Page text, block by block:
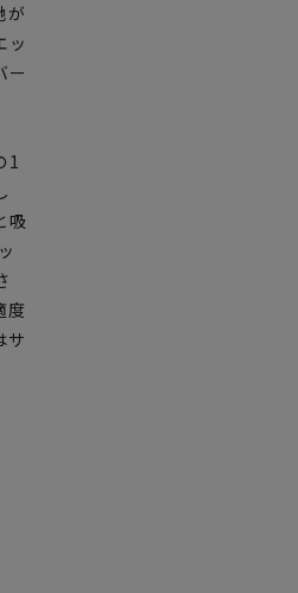
が
ッ
ー
1
吸
度
サ